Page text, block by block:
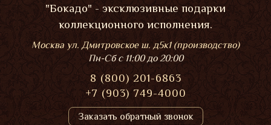
"Бокадо" - эксклюзивные подарки
коллекционного исполнения.
Москва ул. Дмитровское ш. д5к1 (производство)
Пн-Сбс 11:00 до 20:00
8 (800) 201-6863
+7 (903) 749-4000
Заказать обратный звонок